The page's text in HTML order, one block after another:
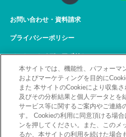
お問い合わせ・資料請求
プライバシーポリシー
ソーシャルメディアポリシー
サイトの利用について
サイトマップ
関連リンク
採用情報
本サイトでは、機能性、パフォーマ
およびマーケティングを目的に
また 本サイトのCookieにより収集
及びその分析結果と個人データとを
サービス等に関するご案内やご連絡
す。 Cookieの利用に同意頂ける場
ンを押してください。また、このメ
るか、本サイトの利用を続けた場合